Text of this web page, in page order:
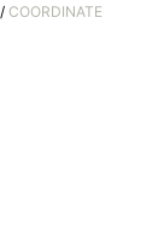
COORDINATE